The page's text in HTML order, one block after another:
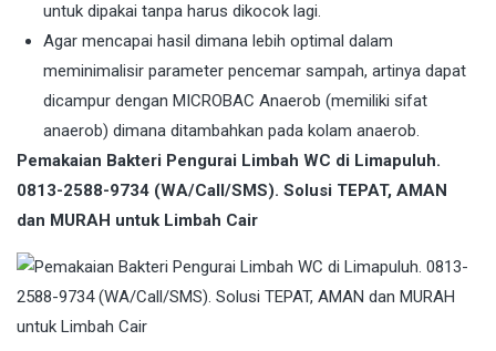
untuk dipakai tanpa harus dikocok lagi.
Agar mencapai hasil dimana lebih optimal dalam
meminimalisir parameter pencemar sampah, artinya dapat
dicampur dengan MICROBAC Anaerob (memiliki sifat
anaerob) dimana ditambahkan pada kolam anaerob.
Pemakaian Bakteri Pengurai Limbah WC di Limapuluh.
0813-2588-9734 (WA/Call/SMS). Solusi TEPAT, AMAN
dan MURAH untuk Limbah Cair